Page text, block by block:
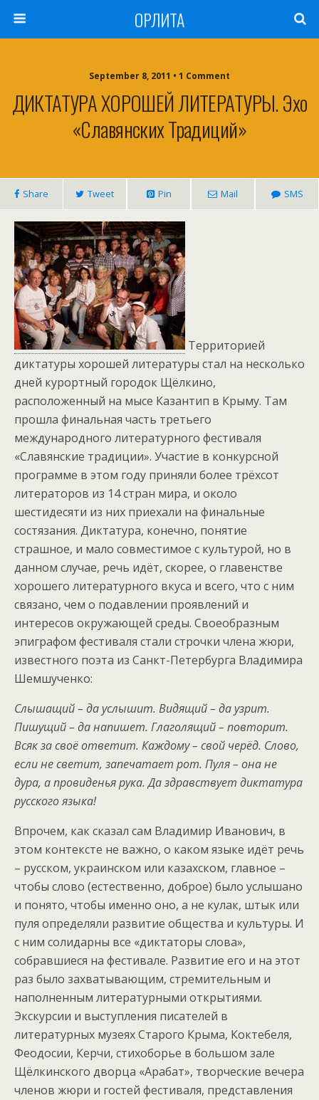
ОРЛИТА
September 8, 2011 • 1 Comment
ДИКТАТУРА ХОРОШЕЙ ЛИТЕРАТУРЫ. Эхо
«Славянских Традиций»
Share Tweet Pin Mail SMS
Территорией
диктатуры хорошей литературы стал на несколько
дней курортный городок Щёлкино,
расположенный на мысе Казантип в Крыму. Там
прошла финальная часть третьего
международного литературного фестиваля
«Славянские традиции». Участие в конкурсной
программе в этом году приняли более трёхсот
литераторов из 14 стран мира, и около
шестидесяти из них приехали на финальные
состязания. Диктатура, конечно, понятие
страшное, и мало совместимое с культурой, но в
данном случае, речь идёт, скорее, о главенстве
хорошего литературного вкуса и всего, что с ним
связано, чем о подавлении проявлений и
интересов окружающей среды. Своеобразным
эпиграфом фестиваля стали строчки члена жюри,
известного поэта из Санкт-Петербурга Владимира
Шемшученко:
Слышащий – да услышит. Видящий – да узрит.
Пишущий – да напишет. Глаголящий – повторит.
Всяк за своё ответит. Каждому – свой черёд. Слово,
если не светит, запечатает рот. Пуля – она не
дура, а провиденья рука. Да здравствует диктатура
русского языка!
Впрочем, как сказал сам Владимир Иванович, в
этом контексте не важно, о каком языке идёт речь
– русском, украинском или казахском, главное –
чтобы слово (естественно, доброе) было услышано
и понято, чтобы именно оно, а не кулак, штык или
пуля определяли развитие общества и культуры. И
с ним солидарны все «диктаторы слова»,
собравшиеся на фестивале. Развитие его и на этот
раз было захватывающим, стремительным и
наполненным литературными открытиями.
Экскурсии и выступления писателей в
литературных музеях Старого Крыма, Коктебеля,
Феодосии, Керчи, стихоборье в большом зале
Щёлкинского дворца «Арабат», творческие вечера
членов жюри и гостей фестиваля, представления